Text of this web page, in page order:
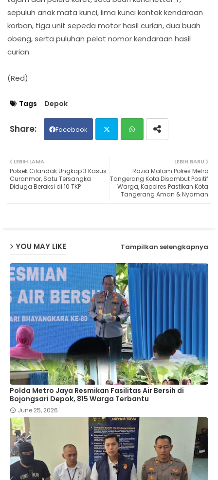
sepuluh anak mata kunci, lima kunci kontak kendaraan
korban, tiga unit sepeda motor hasil curian, dua buah
obeng, serta puluhan pelat nomor kendaraan hasil
curian.
(Red)
Tags Depok
Facebook
ter ats
ap
LEBIH BARU
Razia Malam Polres Metro
Tangerang Kota Disambut Positif
Warga, Kapolres Pastikan Kota
Tangerang Aman & Nyaman
LEBIH LAMA
Polsek Cilandak Ungkap 3 Kasus
Curanmor, Satu Tersangka
Diduga Beraksi di 10 TKP
YOU MAY LIKE Tampilkan selengkapnya
Polda Metro Jaya Resmikan Fasilitas Air Bersih di
Bojongsari Depok, 815 Warga Terbantu
June 25, 2026